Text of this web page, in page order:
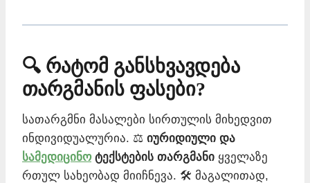
🔍 რატომ განსხვავდება
თარგმანის ფასები?
სათარგმნი მასალები სირთულის მიხედვით
ინდივიდუალურია. ⚖️ იურიდიული და
სამედიცინოტექსტების თარგმანი ყველაზე
რთულ სახეობად მიიჩნევა. 🛠️ მაგალითად,